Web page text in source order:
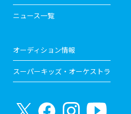
ニュース一覧
オーディション情報
スーパーキッズ・オーケストラ